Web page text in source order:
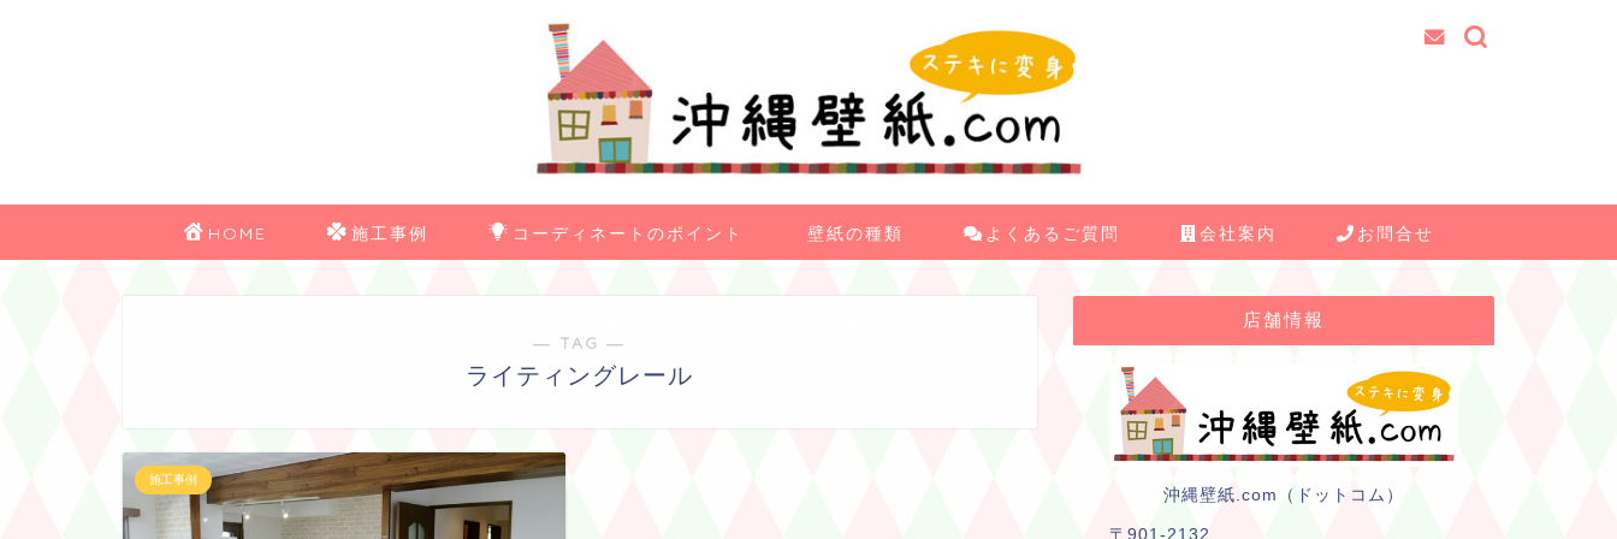
HOME 施工事例 コーディネートのポイント 壁紙の種類 よくあるご質問 会社案内 お問合せ
― TAG ―
ライティングレール
施工事例
店舗情報
沖縄壁紙.com（ドットコム）
〒901-2132